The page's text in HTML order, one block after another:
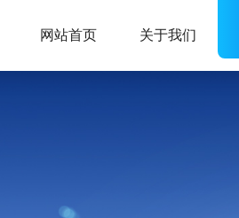
网站首页 关于我们